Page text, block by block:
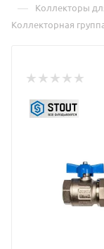
— Коллекторы
Коллекторная